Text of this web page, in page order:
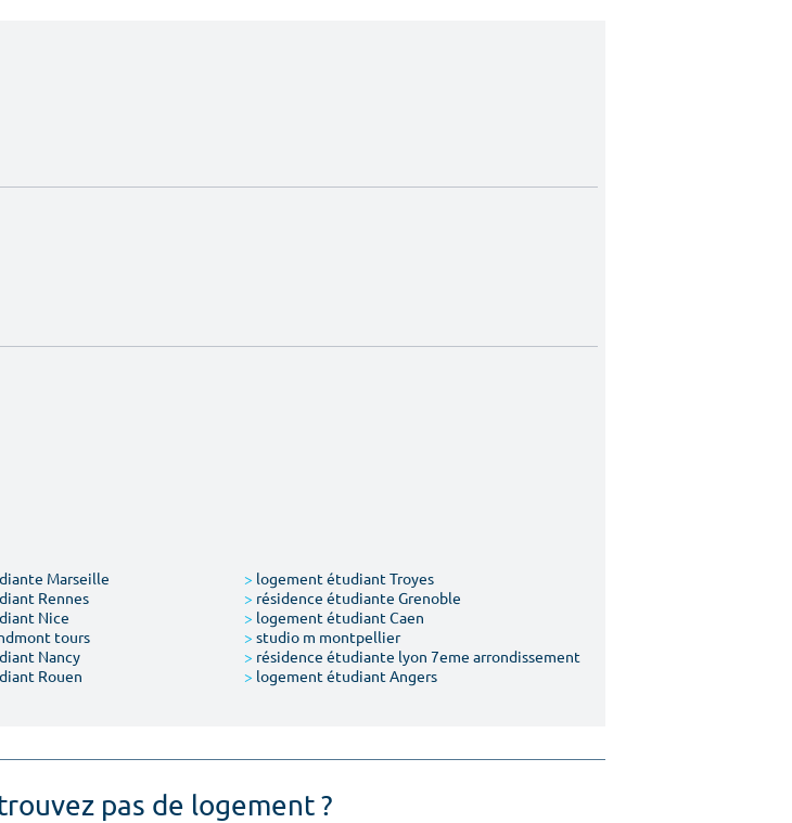
Marseille > logement étudiant Troyes
Rennes > résidence étudiante Grenoble
Nice > logement étudiant Caen
tours > studio m montpellier
Nancy > résidence étudiante lyon 7eme arrondissement
Rouen > logement étudiant Angers
pas de logement ?